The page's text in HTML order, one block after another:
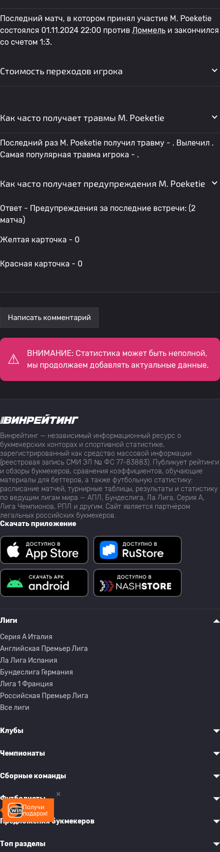
Последний матч, в котором принял участие M. Poeketie
состоялся 01.11.2024 22:00 против Ломмель и закончился
со счетом 1:3.
Стоимость переходов игрока
Как часто получает травмы M. Poeketie
Последний раз M. Poeketie получил травму - . Вылечил .
Самая популярная травма игрока - .
Как часто получает предупреждения M. Poeketie
Ответ - Предупреждения за последние встречи: (2
матча)
Желтая карточка - 0
Красная карточка - 0
Написать комментарий
ВНИМАНИЕ: Статистика может быть неполной,
мы продолжаем добавлять актуальные данные.
Получи
подарок!
Винрейтинг — независимый информационный ресурс о
букмекерских конторах и спортивной статистике,
зарегистрированный как средство массовой информации
(реестровая запись СМИ ЭЛ № ФС 77-83883). Публикует рейтинги
и обзоры букмекеров, сравнения коэффициентов, обучающие
материалы для беттеров, а также футбольную статистику:
расписание матчей, турнирные таблицы, результаты и статистику
по ведущим лигам мира — АПЛ, Бундеслига, Ла Лига, Серия А,
Лига Чемпионов, РПЛ и другим. Сайт является партнёром
легальных российских букмекеров.
Скачать приложение
Лиги
Серия A Италия
Английская Премьер Лига
Ла Лига Испания
Бундеслига Германия
Лига 1 Франция
Российская Премьер Лига
Все лиги
Клубы
Чемпионаты
Сборные команды
Футболисты
Предложения букмекеров
Топ разделы